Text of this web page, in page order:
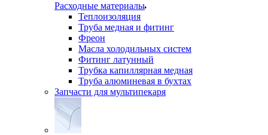
Расходные материалы
Теплоизоляция
Труба медная и фитинг
Фреон
Масла холодильных систем
Фитинг латунный
Трубка капиллярная медная
Труба алюминевая в бухтах
Запчасти для мультипекаря